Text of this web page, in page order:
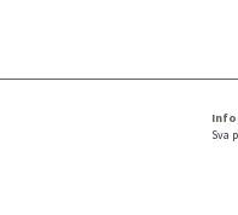
Sva